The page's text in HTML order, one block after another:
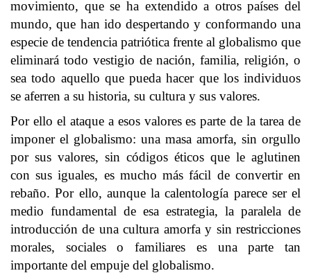
movimiento, que se ha extendido a otros países del
mundo, que han ido despertando y conformando una
especie de tendencia patriótica frente al globalismo que
eliminará todo vestigio de nación, familia, religión, o
sea todo aquello que pueda hacer que los individuos
se aferren a su historia, su cultura y sus valores.
Por ello el ataque a esos valores es parte de la tarea de
imponer el globalismo: una masa amorfa, sin orgullo
por sus valores, sin códigos éticos que le aglutinen
con sus iguales, es mucho más fácil de convertir en
rebaño. Por ello, aunque la calentología parece ser el
medio fundamental de esa estrategia, la paralela de
introducción de una cultura amorfa y sin restricciones
morales, sociales o familiares es una parte tan
importante del empuje del globalismo.